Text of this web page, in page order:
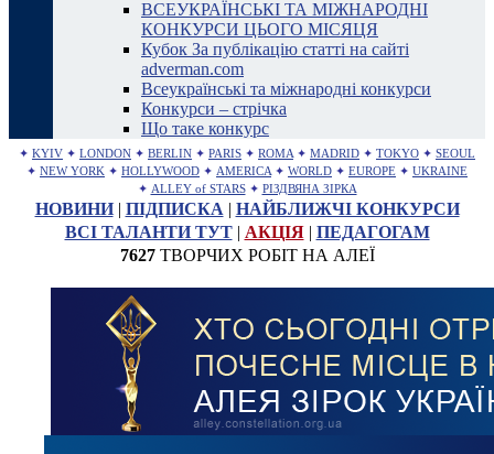
ВСЕУКРАЇНСЬКІ ТА МІЖНАРОДНІ
КОНКУРСИ ЦЬОГО МІСЯЦЯ
Кубок За публікацію статті на сайті
adverman.com
Всеукраїнські та міжнародні конкурси
Конкурси – стрічка
Що таке конкурс
✦ KYIV ✦ LONDON ✦ BERLIN ✦ PARIS ✦ ROMA ✦ MADRID ✦ TOKYO ✦ SEOUL
✦ NEW YORK ✦ HOLLYWOOD ✦ AMERICA ✦ WORLD ✦ EUROPE ✦ UKRAINE
✦ ALLEY of STARS ✦ РІЗДВЯНА ЗІРКА
НОВИНИ| ПІДПИСКА | НАЙБЛИЖЧІ КОНКУРСИ
ВСІ ТАЛАНТИ ТУТ| АКЦІЯ| ПЕДАГОГАМ
7627ТВОРЧИХ РОБІТ НА АЛЕЇ